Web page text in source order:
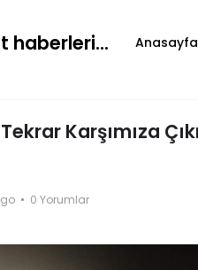
haberleri... Anasayfa
Karşımıza
0 Yorumlar